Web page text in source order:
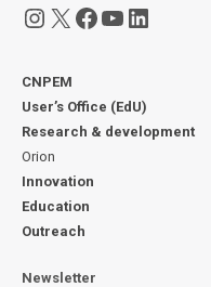
Instagram
X Facebook
YouTube
LinkedIn
CNPEM
User’s Office (EdU)
Research & development
Orion
Innovation
Education
Outreach
Newsletter